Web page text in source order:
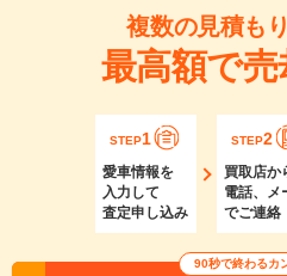
複数の見積も
最高額で
STEP1
愛車情報を
入力して
査定申し込み
STEP2
買取店か
電話、メ
でご連絡
90秒で終わるカ